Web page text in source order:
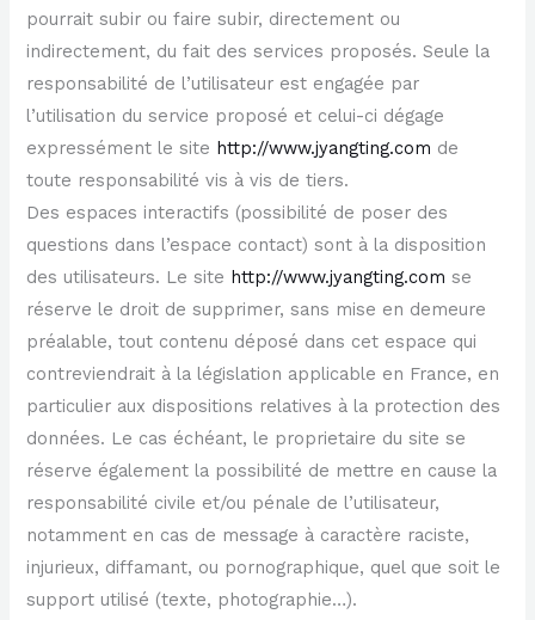
pourrait subir ou faire subir, directement ou
indirectement, du fait des services proposés. Seule la
responsabilité de l’utilisateur est engagée par
l’utilisation du service proposé et celui-ci dégage
expressément le site http://www.jyangting.com de
toute responsabilité vis à vis de tiers.
Des espaces interactifs (possibilité de poser des
questions dans l’espace contact) sont à la disposition
des utilisateurs. Le site http://www.jyangting.com se
réserve le droit de supprimer, sans mise en demeure
préalable, tout contenu déposé dans cet espace qui
contreviendrait à la législation applicable en France, en
particulier aux dispositions relatives à la protection des
données. Le cas échéant, le proprietaire du site se
réserve également la possibilité de mettre en cause la
responsabilité civile et/ou pénale de l’utilisateur,
notamment en cas de message à caractère raciste,
injurieux, diffamant, ou pornographique, quel que soit le
support utilisé (texte, photographie…).